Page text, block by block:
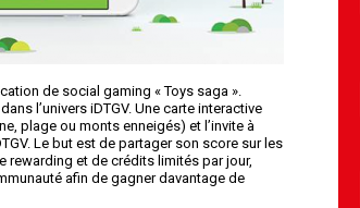
de social gaming « Toys saga ».
l’univers iDTGV. Une carte interactive
plage ou monts enneigés) et l’invite à
Le but est de partager son score sur les
rewarding et de crédits limités par jour,
afin de gagner davantage de